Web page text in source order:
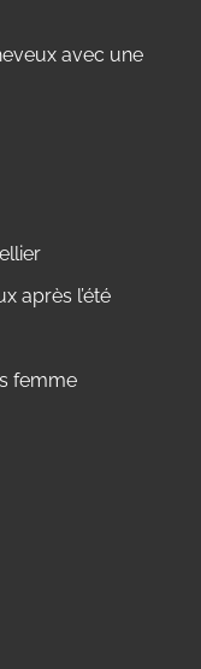
avec une
après l’été
femme